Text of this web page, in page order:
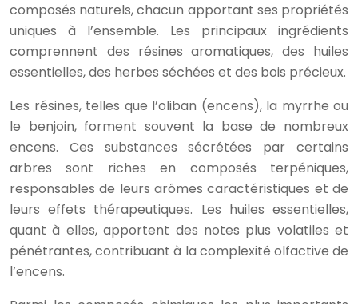
composés naturels, chacun apportant ses propriétés
uniques à l’ensemble. Les principaux ingrédients
comprennent des résines aromatiques, des huiles
essentielles, des herbes séchées et des bois précieux.
Les résines, telles que l’oliban (encens), la myrrhe ou
le benjoin, forment souvent la base de nombreux
encens. Ces substances sécrétées par certains
arbres sont riches en composés terpéniques,
responsables de leurs arômes caractéristiques et de
leurs effets thérapeutiques. Les huiles essentielles,
quant à elles, apportent des notes plus volatiles et
pénétrantes, contribuant à la complexité olfactive de
l’encens.